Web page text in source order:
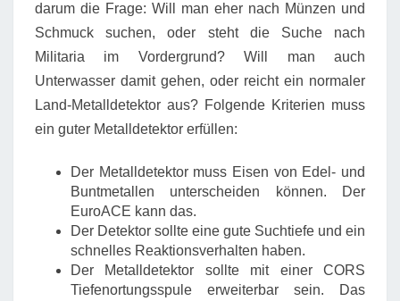
darum die Frage: Will man eher nach Münzen und
Schmuck suchen, oder steht die Suche nach
Militaria im Vordergrund? Will man auch
Unterwasser damit gehen, oder reicht ein normaler
Land-Metalldetektor aus? Folgende Kriterien muss
ein guter Metalldetektor erfüllen:
Der Metalldetektor muss Eisen von Edel- und
Buntmetallen unterscheiden können. Der
EuroACE kann das.
Der Detektor sollte eine gute Suchtiefe und ein
schnelles Reaktionsverhalten haben.
Der Metalldetektor sollte mit einer CORS
Tiefenortungsspule erweiterbar sein. Das